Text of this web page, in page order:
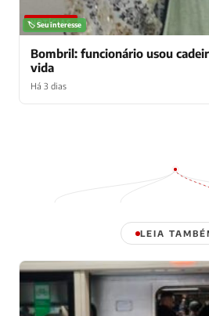
NOTÍCIAS
🏷️ Seu interesse
Bombril: funcionário usou
vida
Há 3 dias
LEIA